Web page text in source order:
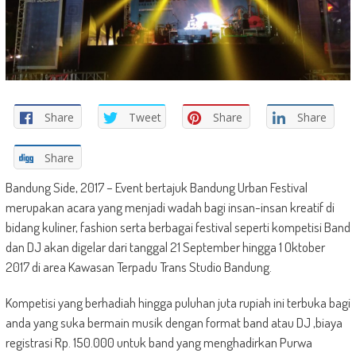
Share Tweet Share Share
Share
Bandung Side, 2017 – Event bertajuk Bandung Urban Festival
merupakan acara yang menjadi wadah bagi insan-insan kreatif di
bidang kuliner, fashion serta berbagai festival seperti kompetisi Band
dan DJ akan digelar dari tanggal 21 September hingga 1 Oktober
2017 di area Kawasan Terpadu Trans Studio Bandung.
Kompetisi yang berhadiah hingga puluhan juta rupiah ini terbuka bagi
anda yang suka bermain musik dengan format band atau DJ ,biaya
registrasi Rp. 150.000 untuk band yang menghadirkan Purwa